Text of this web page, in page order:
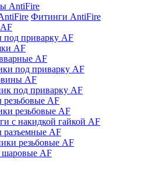
AntiFire
Фитинги AntiFire
приварку AF
AF
AF
под приварку AF
AF
под приварку AF
AF
резьбовые AF
с накидкой гайкой AF
AF
резьбовые AF
AF